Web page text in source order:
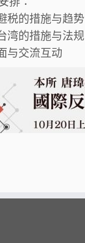
税的措施与趋势
湾的措施与法规
与交流互动